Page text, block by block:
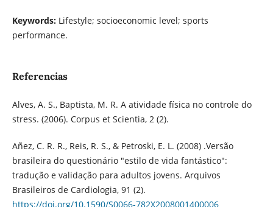
Keywords:Lifestyle; socioeconomic level; sports
performance.
Referencias
Alves, A. S., Baptista, M. R. A atividade física no controle do
stress. (2006). Corpus et Scientia, 2 (2).
Añez, C. R. R., Reis, R. S., & Petroski, E. L. (2008) .Versão
brasileira do questionário "estilo de vida fantástico":
tradução e validação para adultos jovens. Arquivos
Brasileiros de Cardiologia, 91 (2).
https://doi.org/10.1590/S0066-782X2008001400006